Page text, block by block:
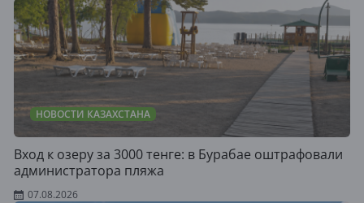
НОВОСТИ КАЗАХСТАНА
Вход к озеру за 3000 тенге: в Бурабае оштрафовали
администратора пляжа
07.08.2026